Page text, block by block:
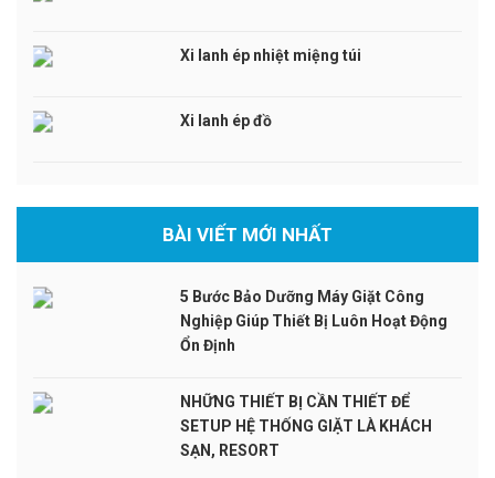
Xi lanh ép nhiệt miệng túi
Xi lanh ép đồ
BÀI VIẾT MỚI NHẤT
5 Bước Bảo Dưỡng Máy Giặt Công
Nghiệp Giúp Thiết Bị Luôn Hoạt Động
Ổn Định
NHỮNG THIẾT BỊ CẦN THIẾT ĐỂ
SETUP HỆ THỐNG GIẶT LÀ KHÁCH
SẠN, RESORT